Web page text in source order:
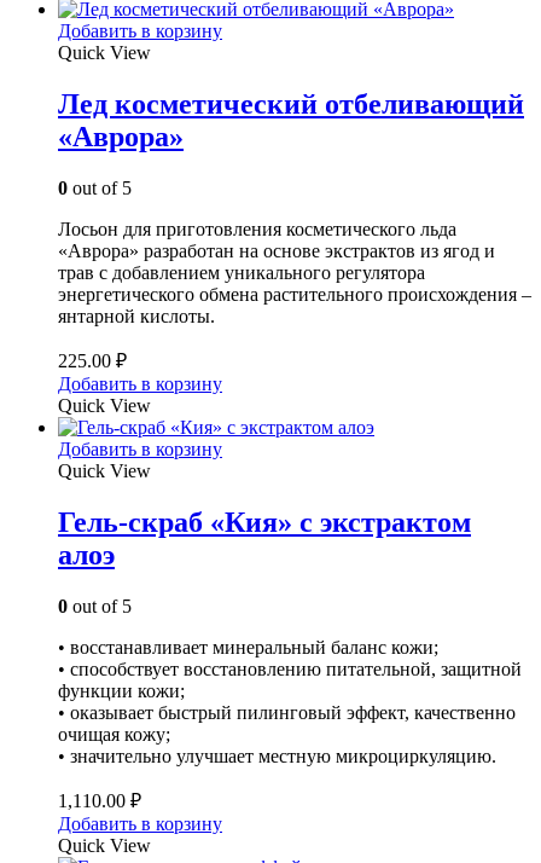
Добавить в корзину
Quick View
Лед косметический отбеливающий
«Аврора»
0 out of 5
Лосьон для приготовления косметического льда
«Аврора» разработан на основе экстрактов из ягод и
трав с добавлением уникального регулятора
энергетического обмена растительного происхождения –
янтарной кислоты.
225.00 ₽
Добавить в корзину
Quick View
Добавить в корзину
Quick View
Гель-скраб «Кия» с экстрактом
алоэ
0 out of 5
• восстанавливает минеральный баланс кожи;
• способствует восстановлению питательной, защитной
функции кожи;
• оказывает быстрый пилинговый эффект, качественно
очищая кожу;
• значительно улучшает местную микроциркуляцию.
1,110.00 ₽
Добавить в корзину
Quick View